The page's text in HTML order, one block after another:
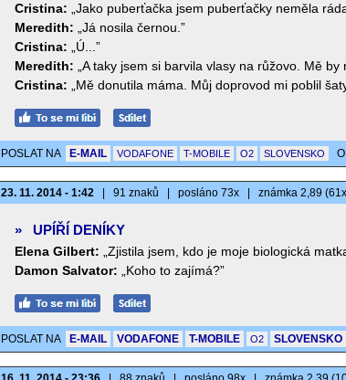
Cristina:
„Jako puberťačka jsem puberťačky neměla
Meredith:
„Já nosila černou.”
Cristina:
„Ú...”
Meredith:
„A taky jsem si barvila vlasy na růžovo. Mě
Cristina:
„Mě donutila máma. Můj doprovod mi poblil
POSLAT NA E-MAIL VODAFONE T-MOBILE O2 SLOVENSKO
23. 11. 2014 - 1:42 91 znaků posláno 73x známka 2,89
» UPÍŘÍ DENÍKY
Elena Gilbert:
„Zjistila jsem, kdo je moje biologická
Damon Salvator:
„Koho to zajímá?”
POSLAT NA E-MAIL VODAFONE T-MOBILE O2 SLOVENSKO